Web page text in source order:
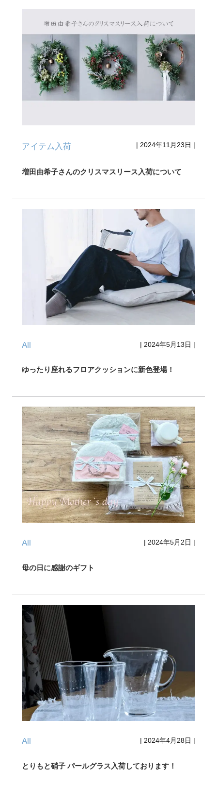
アイテム入荷 | 2024年11月23日 |
増田由希子さんのクリスマスリース入荷について
All | 2024年5月13日 |
ゆったり座れるフロアクッションに新色登場！
All |2024年5月2日 |
母の日に感謝のギフト
All | 2024年4月28日 |
とりもと硝子 パールグラス入荷しております！